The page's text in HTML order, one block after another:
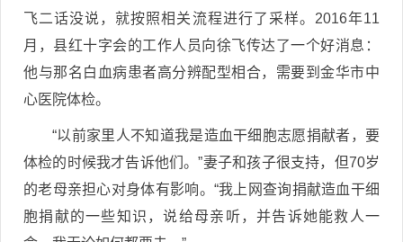
飞二话没说，就按照相关流程进行了采样。2016年11
月，县红十字会的工作人员向徐飞传达了一个好消息：
他与那名白血病患者高分辨配型相合，需要到金华市中
心医院体检。
“以前家里人不知道我是造血干细胞志愿捐献者，要
体检的时候我才告诉他们。”妻子和孩子很支持，但70岁
的老母亲担心对身体有影响。“我上网查询捐献造血干细
胞捐献的一些知识，说给母亲听，并告诉她能救人一